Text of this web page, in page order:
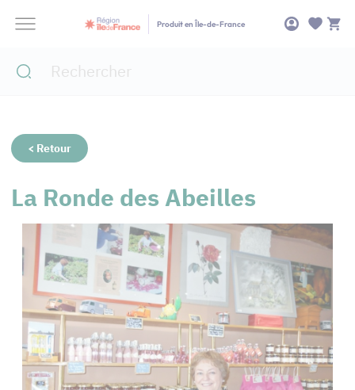
Produit en Île-de-France
< Retour
La Ronde des Abeilles